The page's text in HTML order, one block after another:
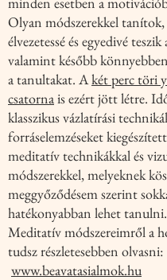
Olyan módszerekkel
élvezetessé és egyedivé
valamint később
a tanultakat. Akét perc töri
csatornais ezért jött létre.
klasszikus vázlatírási
forráselemzéseket
meditatív technikákkal és
módszerekkel, melyeknek
meggyőződésem szerint
hatékonyabban lehet tanulni.
Meditatív módszereimről a
tudsz részletesebben olvasni:
www.beavatasialmok.hu